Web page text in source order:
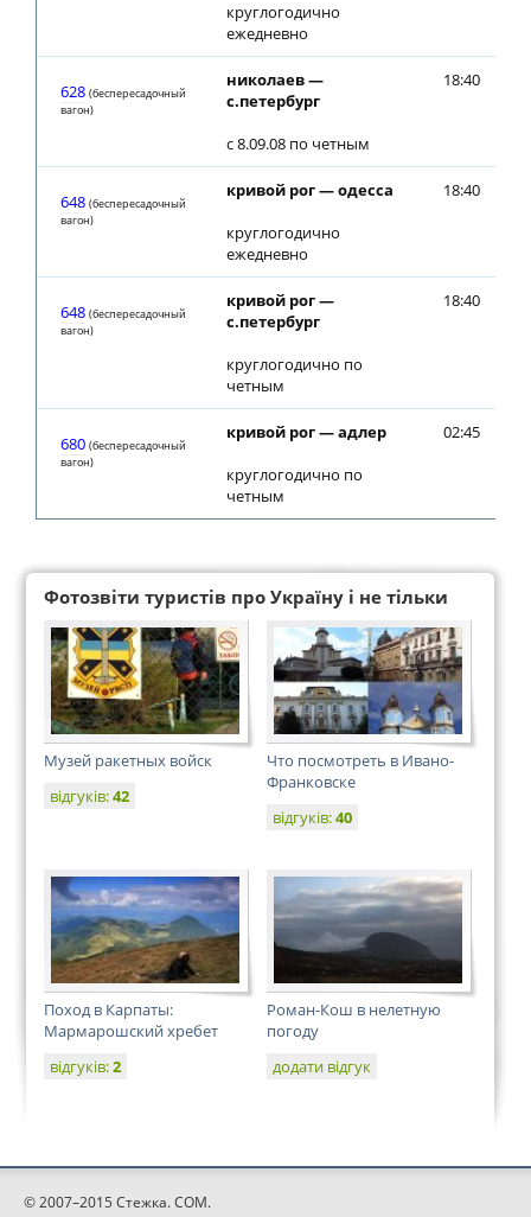
круглогодично
ежедневно
628 (беспересадочный
вагон)
николаев —
с.петербург
с 8.09.08 по четным
18:40
648 (беспересадочный
вагон)
кривой рог — одесса
круглогодично
ежедневно
18:40
648 (беспересадочный
вагон)
кривой рог —
с.петербург
круглогодично по
четным
18:40
680 (беспересадочный
вагон)
кривой рог — адлер
круглогодично по
четным
02:45
Фотозвіти туристів про Україну і не тільки
Музей ракетных войск
відгуків:42
Что посмотреть в Ивано-
Франковске
відгуків:40
Поход в Карпаты:
Мармарошский хребет
відгуків:2
Роман-Кош в нелетную
погоду
додати відгук
© 2007–2015 Стежка. COM.